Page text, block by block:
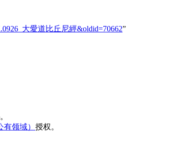
大愛道比丘尼經&oldid=70662”
领域） 授权。